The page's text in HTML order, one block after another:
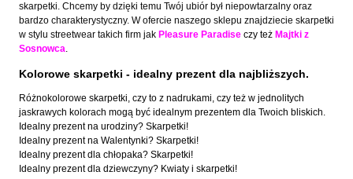
skarpetki. Chcemy by dzięki temu Twój ubiór był niepowtarzalny oraz
bardzo charakterystyczny. W ofercie naszego sklepu znajdziecie skarpetki
w stylu streetwear takich firm jak Pleasure Paradise czy też Majtki z
Sosnowca.
Kolorowe skarpetki - idealny prezent dla najbliższych.
Różnokolorowe skarpetki, czy to z nadrukami, czy też w jednolitych
jaskrawych kolorach mogą być idealnym prezentem dla Twoich bliskich.
Idealny prezent na urodziny? Skarpetki!
Idealny prezent na Walentynki? Skarpetki!
Idealny prezent dla chłopaka? Skarpetki!
Idealny prezent dla dziewczyny? Kwiaty i skarpetki!